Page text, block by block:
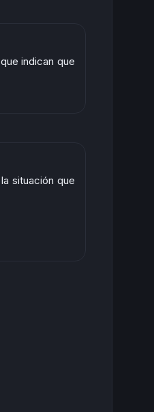
indican que
situación que